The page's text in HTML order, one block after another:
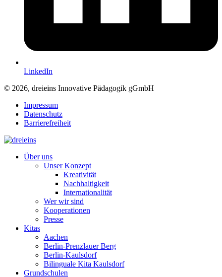
LinkedIn
© 2026, dreieins Innovative Pädagogik gGmbH
Impressum
Datenschutz
Barrierefreiheit
Über uns
Unser Konzept
Kreativität
Nachhaltigkeit
Internationalität
Wer wir sind
Kooperationen
Presse
Kitas
Aachen
Berlin-Prenzlauer Berg
Berlin-Kaulsdorf
Bilinguale Kita Kaulsdorf
Grundschulen